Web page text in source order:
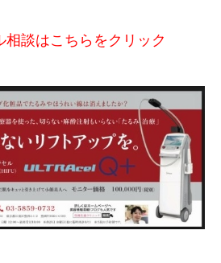
相談はこちらをクリック